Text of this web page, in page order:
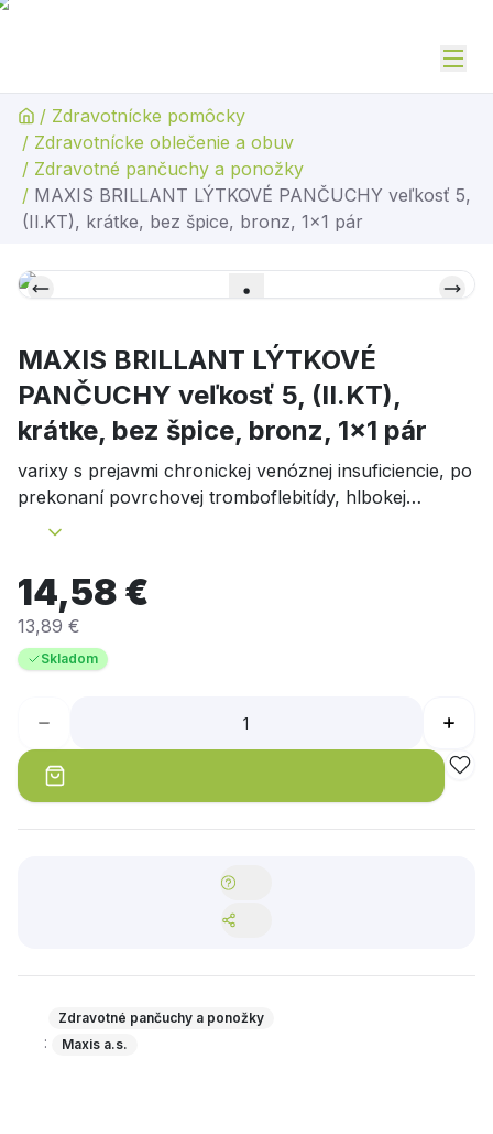
/ Zdravotnícke pomôcky
/ Zdravotnícke oblečenie a obuv
/ Zdravotné pančuchy a ponožky
/ MAXIS BRILLANT LÝTKOVÉ PANČUCHY veľkosť 5,
(II.KT), krátke, bez špice, bronz, 1x1 pár
MAXIS BRILLANT LÝTKOVÉ
PANČUCHY veľkosť 5, (II.KT),
krátke, bez špice, bronz, 1x1 pár
varixy s prejavmi chronickej venóznej insuficiencie, po
prekonaní povrchovej tromboflebitídy, hlbokej
flebotrombózy, pri tehotenských varixoch, počiatočné
14,58 €
13,89 €
Skladom
Zdravotné pančuchy a ponožky
: Maxis a.s.